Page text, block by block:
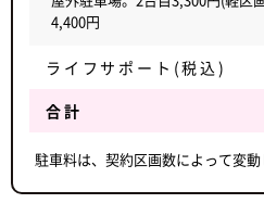
4,400円
ライフサポート(税込)
合計
駐車料は、契約区画数によって変動